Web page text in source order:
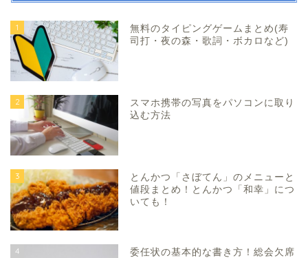
1
無料のタイピングゲームまとめ(寿
司打・夜の森・歌詞・ボカロなど)
2
スマホ携帯の写真をパソコンに取り
込む方法
3
とんかつ「さぼてん」のメニューと
値段まとめ！とんかつ「和幸」につ
いても！
4
委任状の基本的な書き方！総会欠席